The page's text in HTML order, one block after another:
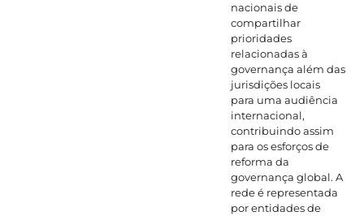
nacionais de
compartilhar
prioridades
relacionadas à
governança além das
jurisdições locais
para uma audiência
internacional,
contribuindo assim
para os esforços de
reforma da
governança global. A
rede é representada
por entidades de